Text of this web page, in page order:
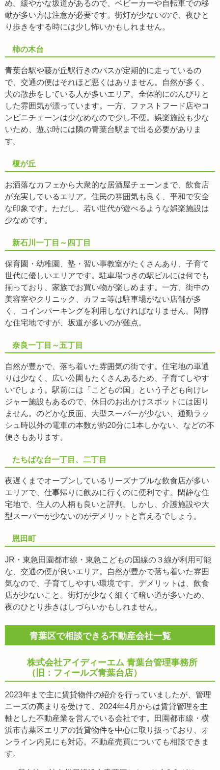
め。緩やかな坂道があるので、ベビーカーや自転車での移
動が多い方は注意が必要です。街灯が少ないので、夜ひと
り歩きをする時には少し怖いかもしれません。
柿の木台
青葉台駅や藤が丘駅行きのバスが定期的に走っているの
で、交通の便はそれほど悪くはありません。自然が多く、
犬の散歩をしている人が多いエリア。全体的にのんびりと
した雰囲気が漂っています。一方、ファストフード店やコ
ンビニチェーンは少なめなので少し不便。娯楽施設も少な
いため、遊ぶ時には隣の青葉台駅まで出る必要がありま
す。
榎が丘
お洒落なカフェから大衆的な居酒屋チェーンまで、飲食店
が充実しているエリア。住民の雰囲気も良く、平和で安全
な印象です。ただし、若い世代が遊べるような娯楽施設は
少なめです。
新石川一丁目～四丁目
保育園・幼稚園、塾・習い事教室がたくさんあり、子育て
世代に優しいエリアです。駐車場つきの駅ビルには何でも
揃っており、家族でお買い物が楽しめます。一方、街中の
美容室やクリニック、カフェ等は駐車場がない店舗が多
く、コインパーキングを利用しなければなりません。閑静
な住宅地ですが、坂道が多いのが難点。
奈良一丁目～五丁目
自然が豊かで、落ち着いた雰囲気の街です。住宅地の車通
りは少なく、広い公園もたくさんあるため、子育てしやす
いでしょう。駅前には「こどもの国」という子ども向けレ
ジャー施設もあるので、休日のお出かけスポットには困り
ません。のどかな反面、大型スーパーが少ない、通勤ラッ
シュ時以外の電車の本数が約20分に1本しかない、などの不
便さもあります。
たちばな台一丁目、二丁目
夜遅くまでオープンしているリーズナブルな飲食店が多い
エリアで、仕事帰りに飲みに行くのに便利です。閑静な住
宅地で、住人の人柄も良いと評判。しかし、介護施設や大
型スーパーが少ないのがデメリットと言えるでしょう。
恩田町
JR・東急田園都市線・東急こどもの国線の３線が利用可能
な、交通の便が良いエリア。自然が豊かで落ち着いた雰囲
気なので、子育てしやすい環境です。デメリットは、飲食
店が少ないこと。街灯が少なく細くて暗い道が多いため、
夜のひとり歩きはしづらいかもしれません。
青葉区で相談できる不動産会社一覧
株式会社アイディーエム 青葉台管理事務所
（旧：フィールズ青葉台店）
2023年まで主に賃貸物件の紹介を行っていましたが、管理
ニーズの高まりを受けて、2024年4月からは賃貸管理を主
軸とした不動産業を営んでいる会社です。田園都市線・横
浜市青葉区エリアの賃貸物件を中心に取り扱っており、オ
ンライン内見にも対応。不動産売買についても相談できま
す。